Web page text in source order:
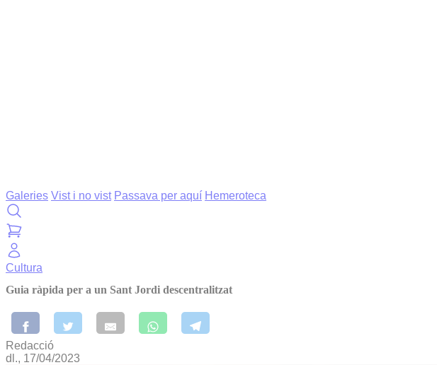
Galeries Vist i no vist Passava per aquí Hemeroteca
Cultura
Guia ràpida per a un Sant Jordi descentralitzat
Redacció
dl., 17/04/2023